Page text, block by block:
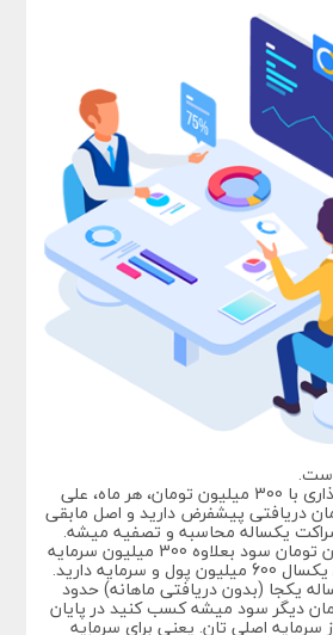
برای مثال، با سرمایه گذاری با 300 میلیون تومان، هر ماه، علی
تومان دریافتی پیشفرض دارید و اصل مابقی
یکساله محاسبه و تصفیه میشه.
یعنی حدود 300 میلیون تومان سود بعلاوه 300 میلیون سرمایه
سرمایه دارید.
یکجا (بدون دریافتی ماهانه) حدود
تومان دیگر سود میشه کسب کنید در پایان
اصلی تان. یعنی برای سرمایه